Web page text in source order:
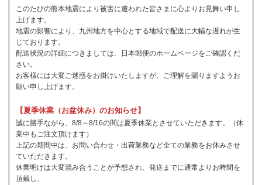
このたびの熊本地震により被害に遭われた皆さまに心よりお見舞い申し
上げます。
地震の影響により、九州地方を中心とする地域で配送に大幅な遅れが生
じております。
配送状況の詳細につきましては、日本郵便のホームページをご確認くだ
さい。
お客様には大変ご迷惑をお掛けいたしますが、ご理解を賜りますようお
願い申し上げます。
【夏季休業（お盆休み）のお知らせ】
誠に勝手ながら、8/8～8/16の間は夏季休業とさせていただきます。（休
業中もご注文頂けます）
上記の期間中は、お問い合わせ・出荷業務など全ての業務をお休みさせ
ていただきます。
休業明けは大変混み合うことが予想され、発送までに通常よりお時間を
頂戴し、